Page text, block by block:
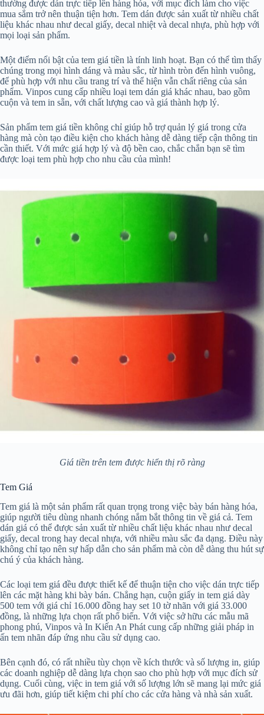
thường được dán trực tiếp lên hàng hóa, với mục đích làm cho việc
mua sắm trở nên thuận tiện hơn. Tem dán được sản xuất từ nhiều chất
liệu khác nhau như decal giấy, decal nhiệt và decal nhựa, phù hợp với
mọi loại sản phẩm.
Một điểm nổi bật của tem giá tiền là tính linh hoạt. Bạn có thể tìm thấy
chúng trong mọi hình dáng và màu sắc, từ hình tròn đến hình vuông,
để phù hợp với nhu cầu trang trí và thể hiện vẫn chất riêng của sản
phẩm. Vinpos cung cấp nhiều loại tem dán giá khác nhau, bao gồm
cuộn và tem in sẵn, với chất lượng cao và giá thành hợp lý.
Sản phẩm tem giá tiền không chỉ giúp hỗ trợ quản lý giá trong cửa
hàng mà còn tạo điều kiện cho khách hàng dễ dàng tiếp cận thông tin
cần thiết. Với mức giá hợp lý và độ bền cao, chắc chắn bạn sẽ tìm
được loại tem phù hợp cho nhu cầu của mình!
Giá tiền trên tem được hiển thị rõ ràng
Tem Giá
Tem giá là một sản phẩm rất quan trọng trong việc bày bán hàng hóa,
giúp người tiêu dùng nhanh chóng nắm bắt thông tin về giá cả. Tem
dán giá có thể được sản xuất từ nhiều chất liệu khác nhau như decal
giấy, decal trong hay decal nhựa, với nhiều màu sắc đa dạng. Điều này
không chỉ tạo nên sự hấp dẫn cho sản phẩm mà còn dễ dàng thu hút sự
chú ý của khách hàng.
Các loại tem giá đều được thiết kế để thuận tiện cho việc dán trực tiếp
lên các mặt hàng khi bày bán. Chẳng hạn, cuộn giấy in tem giá dày
500 tem với giá chỉ 16.000 đồng hay set 10 tờ nhãn với giá 33.000
đồng, là những lựa chọn rất phổ biến. Với việc sở hữu các mẫu mã
phong phú, Vinpos và In Kiến An Phát cung cấp những giải pháp in
ấn tem nhãn đáp ứng nhu cầu sử dụng cao.
Bên cạnh đó, có rất nhiều tùy chọn về kích thước và số lượng in, giúp
các doanh nghiệp dễ dàng lựa chọn sao cho phù hợp với mục đích sử
dụng. Cuối cùng, việc in tem giá với số lượng lớn sẽ mang lại mức giá
ưu đãi hơn, giúp tiết kiệm chi phí cho các cửa hàng và nhà sản xuất.